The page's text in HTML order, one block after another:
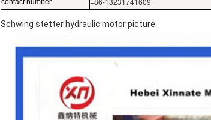
Schwing stetter hydraulic motor picture